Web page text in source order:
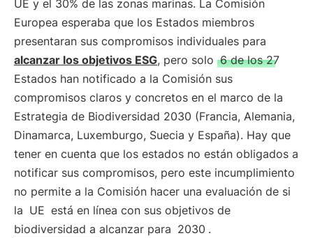
UE y el 30% de las zonas marinas. La Comisión
Europea esperaba que los Estados miembros
presentaran sus compromisos individuales para
alcanzar los objetivos ESG, pero solo 6 de los 27
Estados han notificado a la Comisión sus
compromisos claros y concretos en el marco de la
Estrategia de Biodiversidad 2030 (Francia, Alemania,
Dinamarca, Luxemburgo, Suecia y España). Hay que
tener en cuenta que los estados no están obligados a
notificar sus compromisos, pero este incumplimiento
no permite a la Comisión hacer una evaluación de si
la UE está en línea con sus objetivos de
biodiversidad a alcanzar para 2030 .